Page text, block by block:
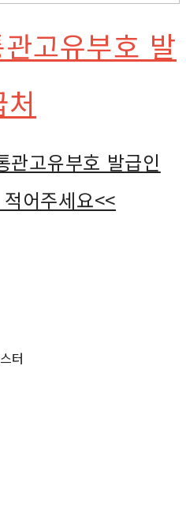
고유부호 발
처
관고유부호 발급인
어주세요<<
터